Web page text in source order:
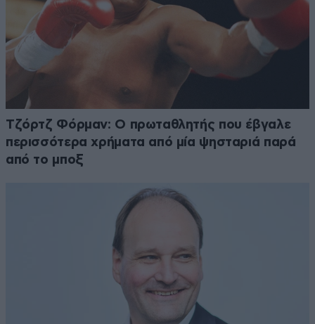
Τζόρτζ Φόρμαν: Ο πρωταθλητής που έβγαλε
περισσότερα χρήματα από μία ψησταριά παρά
από το μποξ